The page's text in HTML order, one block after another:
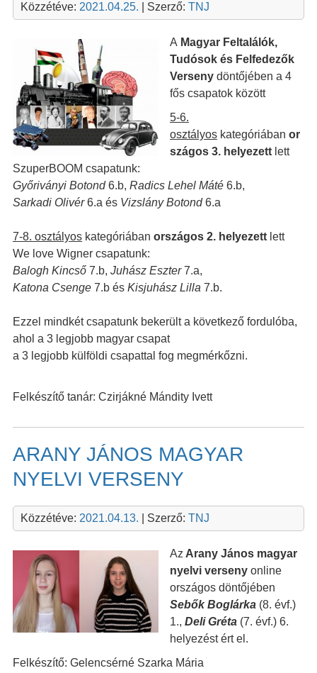
Közzétéve: 2021.04.25. | Szerző: TNJ
A Magyar Feltalálók,
Tudósok és Felfedezők
Versenydöntőjében a 4
fős csapatok között
5-6.
osztályoskategóriában or
szágos 3. helyezettlett
SzuperBOOM csapatunk:
Győriványi Botond6.b, Radics Lehel Máté6.b,
Sarkadi Olivér6.a és Vizslány Botond6.a
7-8. osztályoskategóriában országos2. helyezett lett
We love Wigner csapatunk:
Balogh Kincső7.b, Juhász Eszter7.a,
Katona Csenge7.b és Kisjuhász Lilla7.b.
Ezzel mindkét csapatunk bekerült a következő fordulóba,
ahol a 3 legjobb magyar csapat
a 3 legjobb külföldi csapattal fog megmérkőzni.
Felkészítő tanár: Czirjákné Mándity Ivett
ARANY JÁNOS MAGYAR
NYELVI VERSENY
Közzétéve: 2021.04.13. | Szerző: TNJ
AzArany János magyar
nyelvi versenyonline
országos döntőjében
Sebők Boglárka(8. évf.)
1., Deli Gréta(7. évf.) 6.
helyezést ért el.
Felkészítő: Gelencsérné Szarka Mária